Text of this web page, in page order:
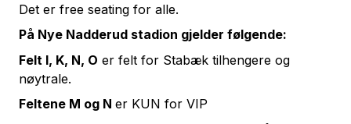
Det er free seating for alle.
På Nye Nadderud stadion gjelder følgende:
Felt I, K, N, O er felt for Stabæk tilhengere og
nøytrale.
Feltene M og N er KUN for VIP